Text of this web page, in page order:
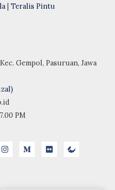
| Teralis Pintu
Gempol, Pasuruan, Jawa
PM